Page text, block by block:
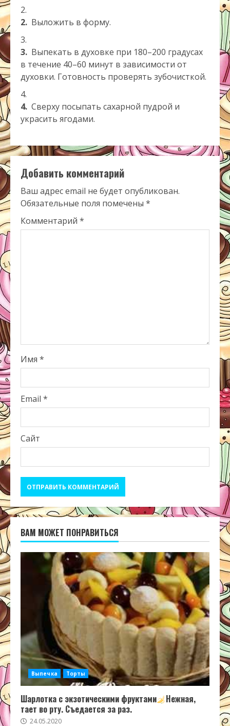
2. Выложить в форму.
3. Выпекать в духовке при 180–200 градусах
в течение 40–60 минут в зависимости от
духовки. Готовность проверять зубочисткой.
4. Сверху посыпать сахарной пудрой и
украсить ягодами.
Добавить комментарий
Ваш адрес email не будет опубликован.
Обязательные поля помечены *
Комментарий *
Имя *
Email *
Сайт
ВАМ МОЖЕТ ПОНРАВИТЬСЯ
Выпечка Торты
Шарлотка с экзотическими фруктами
Нежная,
тает во рту. Съедается за раз.
24.05.2020